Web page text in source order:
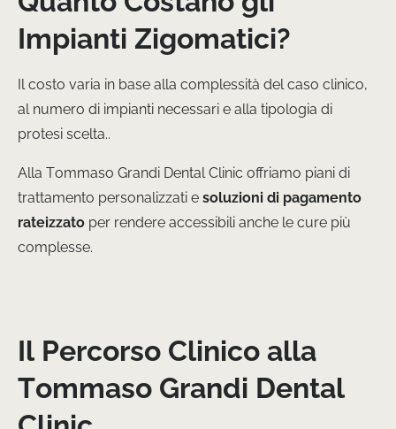
Impianti Zigomatici?
Il costo varia in base alla complessità del caso clinico,
al numero di impianti necessari e alla tipologia di
protesi scelta..
Alla Tommaso Grandi Dental Clinic offriamo piani di
trattamento personalizzati e soluzioni di pagamento
rateizzato per rendere accessibili anche le cure più
complesse.
Il Percorso Clinico alla
Tommaso Grandi Dental